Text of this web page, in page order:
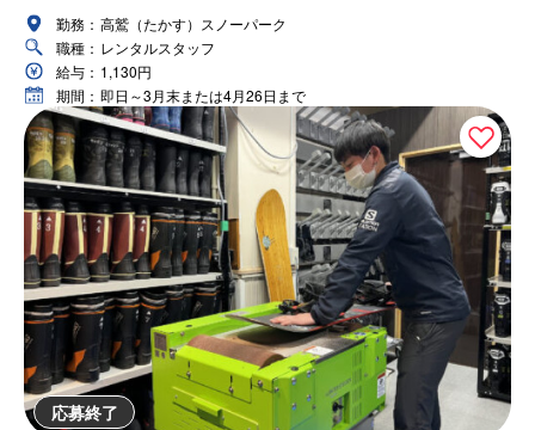
勤務： 高鷲（たかす）スノーパーク
職種： レンタルスタッフ
給与： 1,130円
期間： 即日～3月末または4月26日まで
応募終了